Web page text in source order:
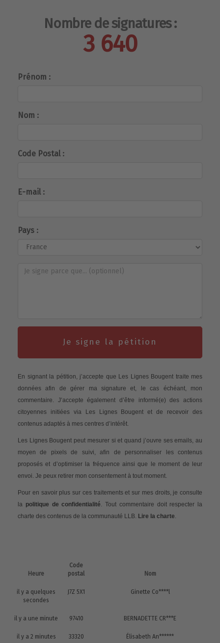
Nombre de signatures :
3 640
Prénom :
Nom :
Code Postal :
E-mail :
Pays :
Je signe la pétition
En signant la pétition, j’accepte que Les Lignes Bougent traite mes
données afin de gérer ma signature et, le cas échéant, mon
commentaire. J’accepte également d’être informé(e) des actions
citoyennes initiées via Les Lignes Bougent et de recevoir des
contenus adaptés à mes centres d’intérêt.
Les Lignes Bougent peut mesurer si et quand j’ouvre ses emails, au
moyen de pixels de suivi, afin de personnaliser les contenus
proposés et d’optimiser la fréquence ainsi que le moment de leur
envoi. Je peux retirer mon consentement à tout moment.
Pour en savoir plus sur ces traitements et sur mes droits, je consulte
la politique de confidentialité. Tout commentaire doit respecter la
charte des contenus de la communauté LLB. Lire la charte.
Heure
Code
postal
Nom
il y a quelques
secondes
J7Z 5X1 Ginette Co****l
il y a une minute 97410 BERNADETTE CR***E
il y a 2 minutes 33320 Élisabeth An******